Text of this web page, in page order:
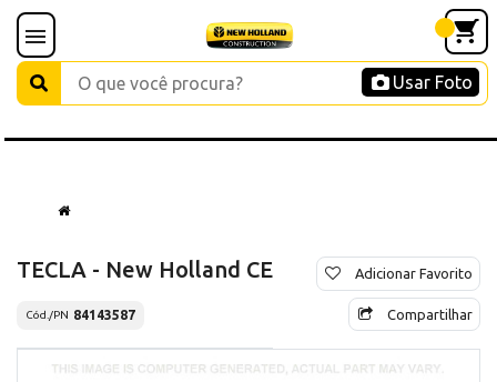
Usar Foto
TECLA - New Holland CE
Cód./PN 84143587
Adicionar Favorito
Compartilhar